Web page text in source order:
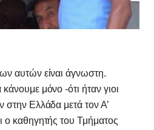
αυτών είναι άγνωστη.
μόνο -ότι ήταν γιοι
Ελλάδα μετά τον Α’
ο καθηγητής του Τμήματος